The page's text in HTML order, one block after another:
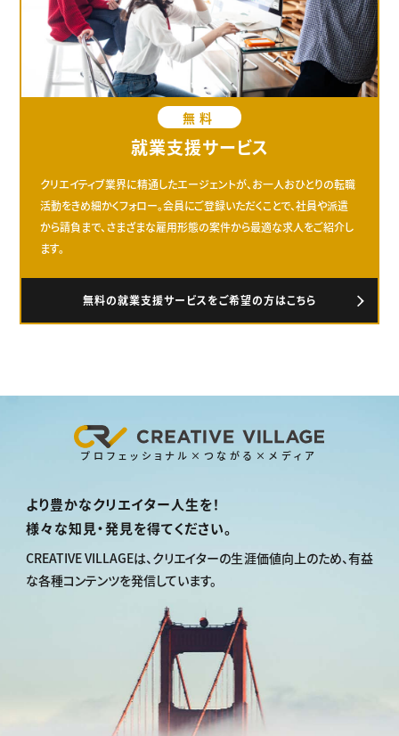
無料
就業支援サービス
クリエイティブ業界に精通したエージェントが、お一人おひとりの転職
活動をきめ細かくフォロー。会員にご登録いただくことで、社員や派遣
から請負まで、さまざまな雇用形態の案件から最適な求人をご紹介し
ます。
無料の就業支援サービスをご希望の方はこちら
プロフェッショナル×つながる×メディア
より豊かなクリエイター人生を！
様々な知見・発見を得てください。
CREATIVE VILLAGEは、 クリエイターの生涯価値向上のため、有益
な各種コンテンツを発信しています。